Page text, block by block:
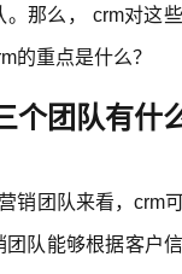
全年无休)
All Rights Reserved
。那么， crm对这
的重点是什么？
个团队有什
销团队来看，crm
团队能够根据客户